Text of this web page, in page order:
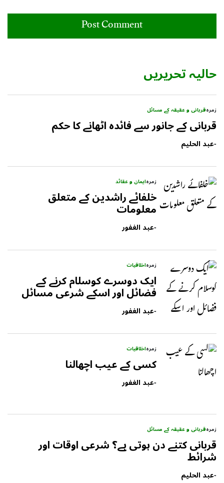
حالیہ تحریریں
زمرہقربانی و عقیقہ کے مسائل
قربانی کے جانور سے فائدہ اٹھانے کا حکم
-عبد الحلیم
زمرہایمان و عقائد
خلفائے راشدین کے متعلق
معلومات
-عبد الغفور
زمرہاخلاقیات
ایک دوسرے کوسلام کرنے کے
فضائل اور اسکے شرعی مسائل
-عبد الغفور
زمرہاخلاقیات
کسی کے عیب اچھالنا
-عبد الغفور
زمرہقربانی و عقیقہ کے مسائل
قربانی کتنے دن ہوتی ہے؟ شرعی اوقات اور
شرائط
-عبد الحلیم